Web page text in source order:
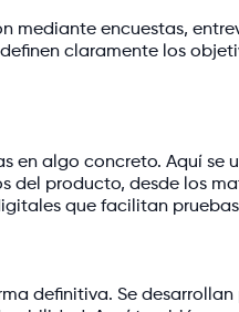
mediante encuestas,
claramente los
en algo concreto. Aquí
del producto, desde los
que facilitan
definitiva. Se